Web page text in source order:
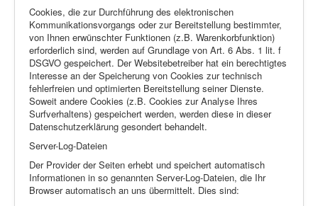
Cookies, die zur Durchführung des elektronischen
Kommunikationsvorgangs oder zur Bereitstellung bestimmter,
von Ihnen erwünschter Funktionen (z.B. Warenkorbfunktion)
erforderlich sind, werden auf Grundlage von Art. 6 Abs. 1 lit. f
DSGVO gespeichert. Der Websitebetreiber hat ein berechtigtes
Interesse an der Speicherung von Cookies zur technisch
fehlerfreien und optimierten Bereitstellung seiner Dienste.
Soweit andere Cookies (z.B. Cookies zur Analyse Ihres
Surfverhaltens) gespeichert werden, werden diese in dieser
Datenschutzerklärung gesondert behandelt.
Server-Log-Dateien
Der Provider der Seiten erhebt und speichert automatisch
Informationen in so genannten Server-Log-Dateien, die Ihr
Browser automatisch an uns übermittelt. Dies sind: